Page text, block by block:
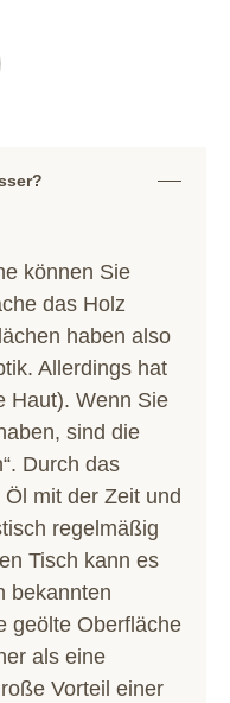
können Sie
das Holz
haben also
Allerdings hat
Haut). Wenn Sie
sind die
Durch das
mit der Zeit und
regelmäßig
Tisch kann es
bekannten
geölte Oberfläche
als eine
Vorteil einer